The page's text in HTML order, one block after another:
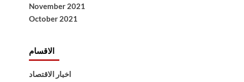
November 2021
October 2021
الاقسام
اخبار الاقتصاد